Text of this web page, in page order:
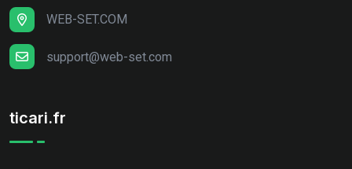
WEB-SET.COM
support@web-set.com
ticari.fr